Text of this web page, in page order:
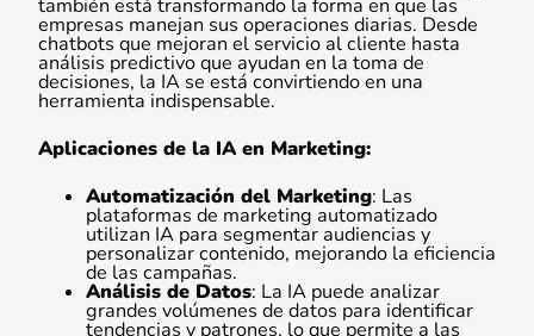
también está transformando la forma en que las
empresas manejan sus operaciones diarias. Desde
chatbots que mejoran el servicio al cliente hasta
análisis predictivo que ayudan en la toma de
decisiones, la IA se está convirtiendo en una
herramienta indispensable.
Aplicaciones de la IA en Marketing:
Automatización del Marketing: Las
plataformas de marketing automatizado
utilizan IA para segmentar audiencias y
personalizar contenido, mejorando la eficiencia
de las campañas.
Análisis de Datos: La IA puede analizar
grandes volúmenes de datos para identificar
tendencias y patrones, lo que permite a las